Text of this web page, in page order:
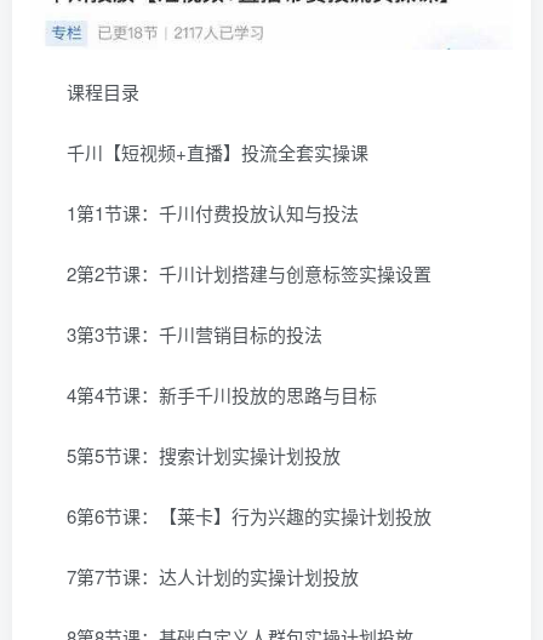
课程目录
千川【短视频+直播】投流全套实操课
1第1节课：千川付费投放认知与投法
2第2节课：千川计划搭建与创意标签实操设置
3第3节课：千川营销目标的投法
4第4节课：新手千川投放的思路与目标
5第5节课：搜索计划实操计划投放
6第6节课：【莱卡】行为兴趣的实操计划投放
7第7节课：达人计划的实操计划投放